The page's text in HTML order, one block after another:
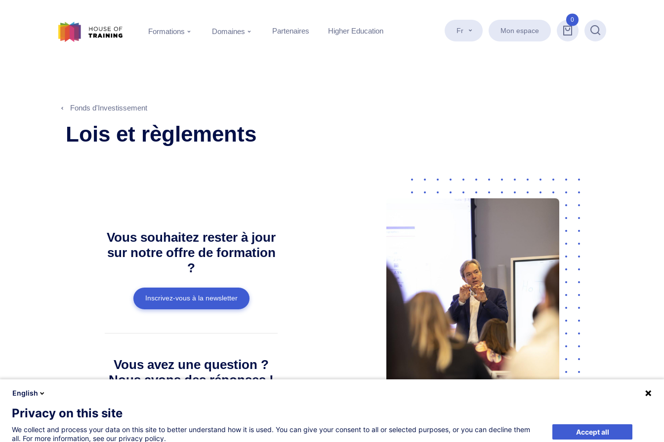
Fr Mon espace
0
Recherche
Formations Domaines Partenaires Higher Education
Fonds d'Investissement
Lois et règlements
Vous souhaitez rester à jour
sur notre offre de formation
?
Inscrivez-vous à la newsletter
Vous avez une question ?
Nous avons des réponses !
English
Privacy on this site
We collect and process your data on this site to better understand how it is used. You can give your consent to all or selected purposes, or you can decline them
all. For more information, see our privacy policy.
Accept all